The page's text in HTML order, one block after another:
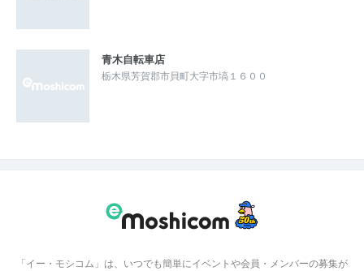
青木自転車店
栃木県芳賀郡市貝町大字市塙１６００
「イー・モシコム」は、いつでも簡単にイベントや会員・メンバーの募集が